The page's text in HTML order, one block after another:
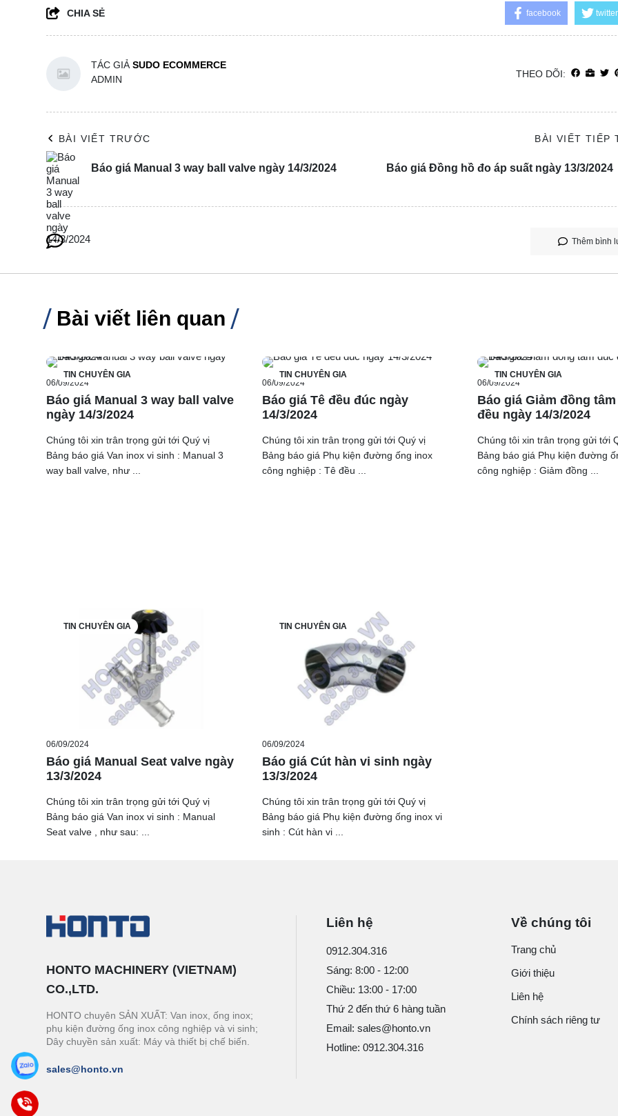
CHIA SẺ facebook twitter
TÁC GIẢ SUDO ECOMMERCE
ADMIN
THEO DÕI:
BÀI VIẾT TRƯỚC
Báo giá Manual 3 way ball valve ngày 14/3/2024
BÀI VIẾT TIẾP
Báo giá Đồng hồ đo áp suất ngày 13/3/2024
Thêm bình
Bài viết liên quan
TIN CHUYÊN GIA
06/09/2024
Báo giá Manual 3 way ball valve
ngày 14/3/2024
Chúng tôi xin trân trọng gửi tới Quý vị
Bảng báo giá Van inox vi sinh : Manual 3
way ball valve, như ...
TIN CHUYÊN GIA
06/09/2024
Báo giá Tê đều đúc ngày
14/3/2024
Chúng tôi xin trân trọng gửi tới Quý vị
Bảng báo giá Phụ kiện đường ống inox
công nghiệp : Tê đều ...
TIN CHUYÊN GIA
06/09/2024
Báo giá Giảm đồng
đều ngày 14/3/2024
Chúng tôi xin trân trọng gửi tới
Bảng báo giá Phụ kiện đường
công nghiệp : Giảm đồng ...
TIN CHUYÊN GIA
06/09/2024
Báo giá Manual Seat valve ngày
13/3/2024
Chúng tôi xin trân trọng gửi tới Quý vị
Bảng báo giá Van inox vi sinh : Manual
Seat valve , như sau: ...
TIN CHUYÊN GIA
06/09/2024
Báo giá Cút hàn vi sinh ngày
13/3/2024
Chúng tôi xin trân trọng gửi tới Quý vị
Bảng báo giá Phụ kiện đường ống inox vi
sinh : Cút hàn vi ...
HONTO MACHINERY (VIETNAM)
CO.,LTD.
HONTO chuyên SẢN XUẤT: Van inox, ống inox;
phụ kiện đường ống inox công nghiệp và vi sinh;
Dây chuyền sản xuất: Máy và thiết bị chế biến.
sales@honto.vn
Liên hệ
0912.304.316
Sáng: 8:00 - 12:00
Chiều: 13:00 - 17:00
Thứ 2 đến thứ 6 hàng tuần
Email: sales@honto.vn
Hotline: 0912.304.316
Về chúng tôi
Trang chủ
Giới thiệu
Liên hệ
Chính sách riêng tư